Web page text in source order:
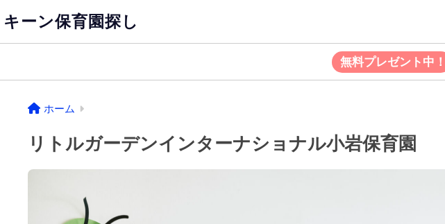
キーン保育園探し
無料プレゼント中！
ホーム
リトルガーデンインターナショナル小岩保育園